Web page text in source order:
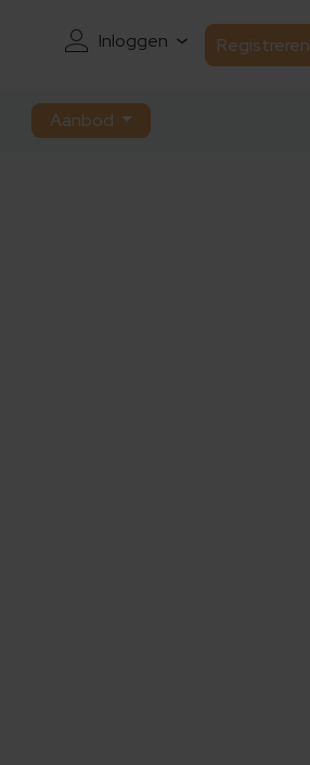
Inloggen Registreren
Aanbod